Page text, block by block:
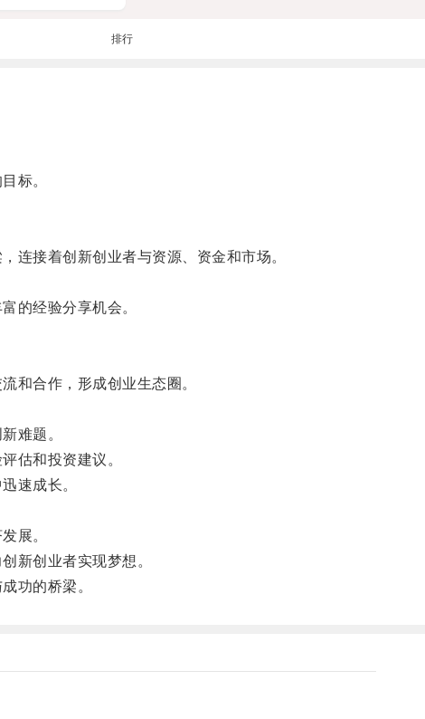
排行
标。
接着创新创业者与资源、资金和市场。
的经验分享机会。
和合作，形成创业生态圈。
难题。
估和投资建议。
速成长。
展。
新创业者实现梦想。
功的桥梁。